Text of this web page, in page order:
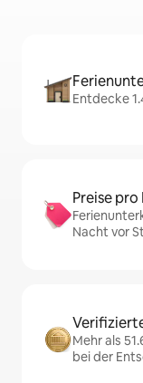
Entdecke
Preise
Nacht vor
Mehr als
bei der